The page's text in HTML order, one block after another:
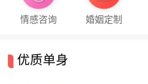
情感咨询 婚姻定制
优质单身